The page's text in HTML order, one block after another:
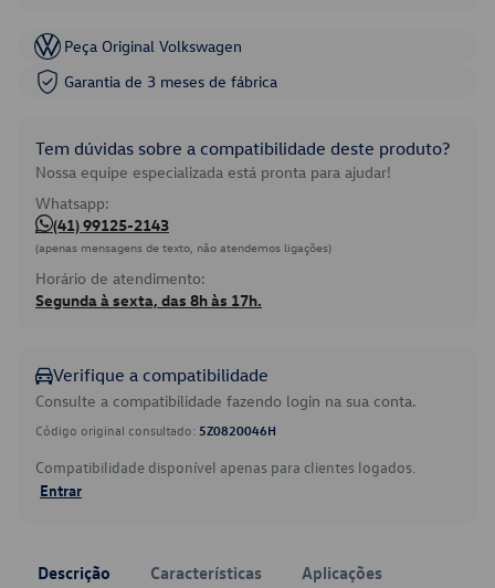
Peça Original Volkswagen
Garantia de 3 meses de fábrica
Tem dúvidas sobre a compatibilidade deste produto?
Nossa equipe especializada está pronta para ajudar!
Whatsapp:
(41) 99125-2143
(apenas mensagens de texto, não atendemos ligações)
Horário de atendimento:
Segunda à sexta, das 8h às 17h.
Verifique a compatibilidade
Consulte a compatibilidade fazendo login na sua conta.
Código original consultado: 5Z0820046H
Compatibilidade disponível apenas para clientes logados.
Entrar
Descrição Características Aplicações